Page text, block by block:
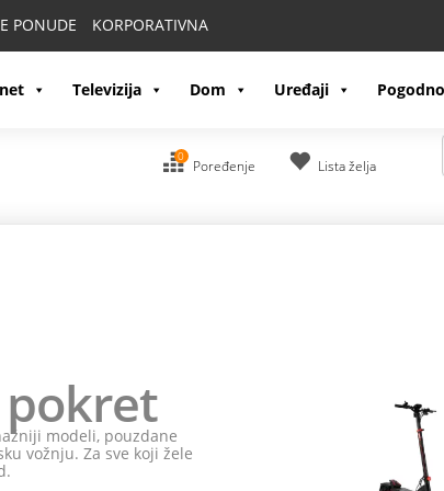
PONUDE KORPORATIVNA
Televizija Dom Uređaji
0
Poređenje Lista želja
pokret
modeli, pouzdane
vožnju. Za sve koji žele